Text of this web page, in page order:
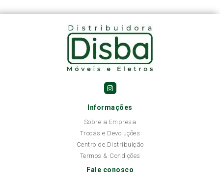
Informações
Sobre a Empresa
Trocas e Devoluções
Centro de Distribuição
Termos & Condições
Fale conosco